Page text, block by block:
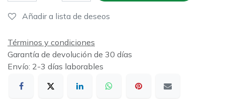
Añadir a lista de deseos
Términos y condiciones
Garantía de devolución de 30 días
Envío: 2-3 días laborables